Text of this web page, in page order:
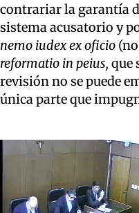
contrariar la garantía
sistema acusatorio y
nemo iudex ex oficio
reformatio in peius, que
revisión no se puede
única parte que
Reproductor